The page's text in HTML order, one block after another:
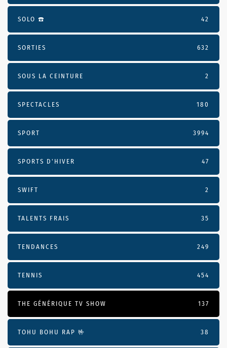
SOLO ☎️ 42
SORTIES 632
SOUS LA CEINTURE 2
SPECTACLES 180
SPORT 3994
SPORTS D'HIVER 47
SWIFT 2
TALENTS FRAIS 35
TENDANCES 249
TENNIS 454
THE GÉNÉRIQUE TV SHOW 137
TOHU BOHU RAP 🤟 38